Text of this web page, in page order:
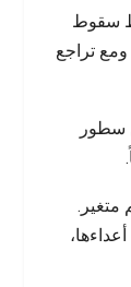
سقوط
ومع تراجع
سطور
متغير.